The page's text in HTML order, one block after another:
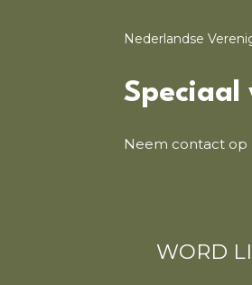
Nederlandse
Speciaal
Neem contact op
WORD